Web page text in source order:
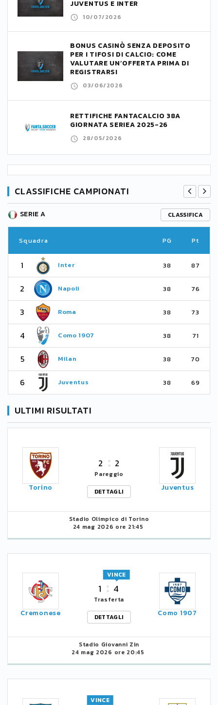
JUVENTUS E INTER
10/07/2026
BONUS CASINÒ SENZA DEPOSITO
PER I TIFOSI DI CALCIO: COME
VALUTARE UN’OFFERTA PRIMA DI
REGISTRARSI
03/06/2026
RETTIFICHE FANTACALCIO 38A
GIORNATA SERIEA 2025-26
28/05/2026
CLASSIFICHE CAMPIONATI
SERIE A CLASSIFICA
Squadra PG Pt
1 Inter 38 87
2 Napoli 38 76
3 Roma 38 73
4 Como 1907 38 71
5 Milan 38 70
6 Juventus 38 69
ULTIMI RISULTATI
Torino
2 2
Pareggio
DETTAGLI
Juventus
Stadio Olimpico di Torino
24 mag 2026 ore 21:45
Cremonese
1 4
VINCE
Trasferta
DETTAGLI
Como 1907
Stadio Giovanni Zin
24 mag 2026 ore 20:45
VINCE